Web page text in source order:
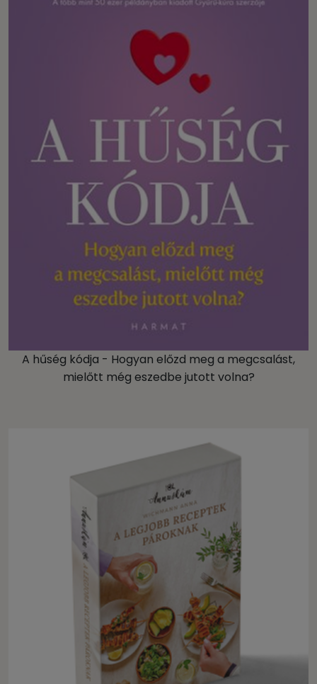
A hűség kódja - Hogyan előzd meg a megcsalást,
mielőtt még eszedbe jutott volna?